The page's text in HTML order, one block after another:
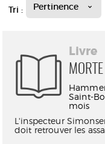
Tri : Pertinence
Livre
Saint-
mois
L'inspecteur
doit retrouver les